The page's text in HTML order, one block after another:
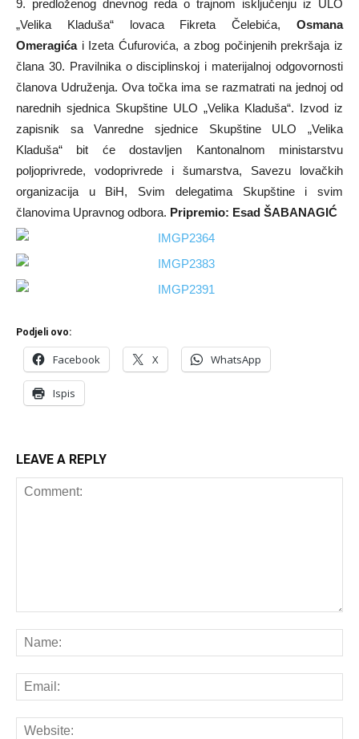
9. predloženog dnevnog reda o trajnom isključenju iz ULO
„Velika Kladuša“ lovaca Fikreta Čelebića, Osmana
Omeragićai Izeta Ćufurovića, a zbog počinjenih prekršaja iz
člana 30. Pravilnika o disciplinskoj i materijalnoj odgovornosti
članova Udruženja. Ova točka ima se razmatrati na jednoj od
narednih sjednica Skupštine ULO „Velika Kladuša“. Izvod iz
zapisnik sa Vanredne sjednice Skupštine ULO „Velika
Kladuša“ bit će dostavljen Kantonalnom ministarstvu
poljoprivrede, vodoprivrede i šumarstva, Savezu lovačkih
organizacija u BiH, Svim delegatima Skupštine i svim
članovima Upravnog odbora. Pripremio: Esad ŠABANAGIĆ
Podjeli ovo:
Facebook X WhatsApp
Ispis
LEAVE A REPLY